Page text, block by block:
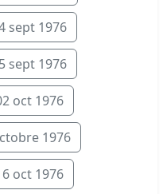
sept 1976
sept 1976
oct 1976
1976
oct 1976